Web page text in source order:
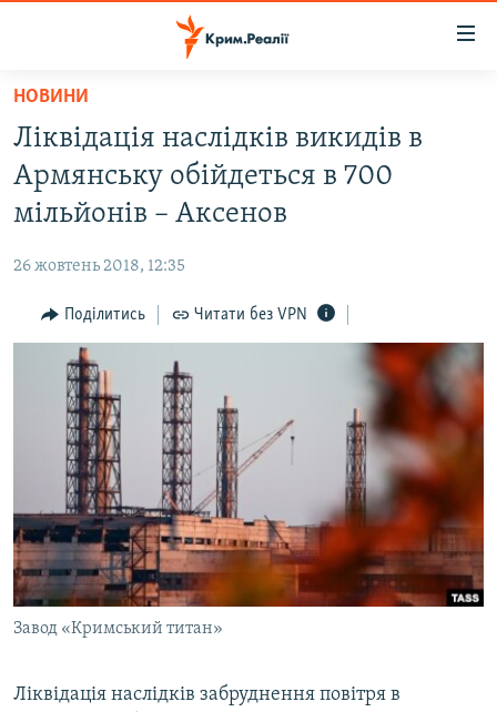
Перейти
основного
матеріалу
Перейти
до
основної
Перейти
до
пошуку
ВОДА.КРИМ
ВІДЕО ТА ФОТО
БЛОГИ
ПОГЛЯД
ІНТЕРВ'Ю
ВСЕ ЗА ДЕНЬ
СПЕЦПРОЕКТИ
ДЕПОРТАЦІЯ
ВІДЕОУРОКИ «ELIFBE»
СВІДЧЕННЯ ОКУПАЦІЇ
УКРАЇНСЬКА ПРОБЛЕМА КРИМУ
ІНФОГРАФІКА
ЯК ОБІЙТИ БЛОКУВАННЯ
Русский
Qırımtatar
ДОЛУЧАЙСЯ!
НОВИНИ
Ліквідація наслідків викидів в
Армянську обійдеться в 700
мільйонів – Аксенов
26 жовтень 2018, 12:35
Поділитись Читати без VPN
Завод «Кримський титан»
Ліквідація наслідків забруднення повітря в